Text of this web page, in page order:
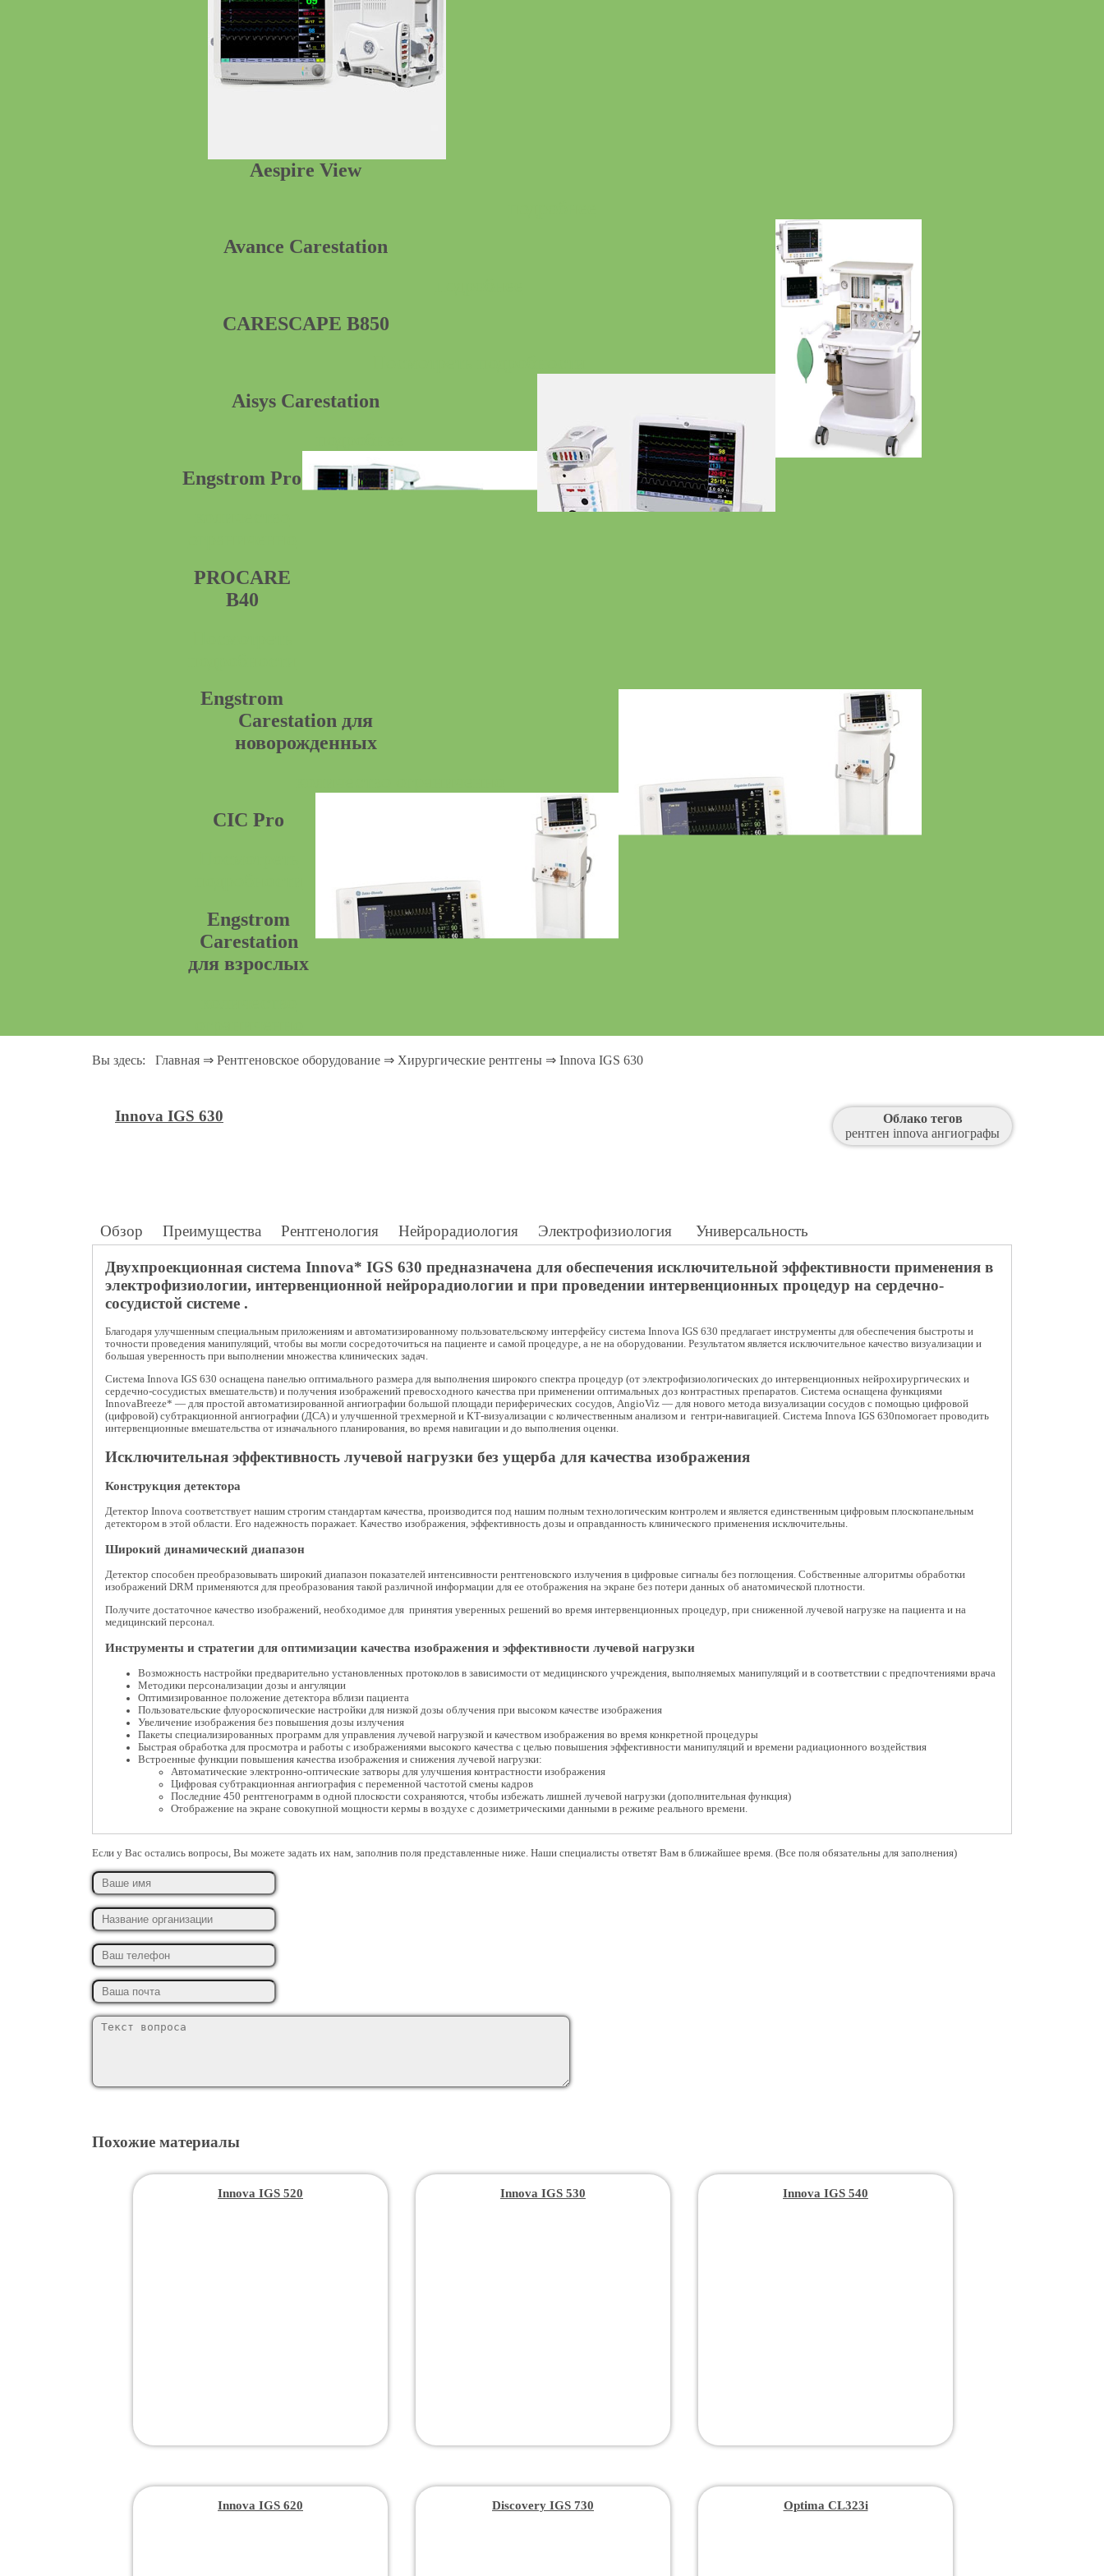
Aespire View
Avance Carestation
CARESCAPE B850
Aisys Carestation
Engstrom Pro
PROCARE
B40
Engstrom
Carestation для
новорожденных
CIC Pro
Engstrom
Carestation
для взрослых
Вы здесь: Главная ⇒ Рентгеновское оборудование ⇒ Хирургические рентгены ⇒ Innova IGS 630
Innova IGS 630
Обзор Преимущества Рентгенология Нейрорадиология Электрофизиология Универсальность
Двухпроекционная система Innova* IGS 630 предназначена для обеспечения исключительной эффективности применения в
электрофизиологии, интервенционной нейрорадиологии и при проведении интервенционных процедур на сердечно-
сосудистой системе .
Благодаря улучшенным специальным приложениям и автоматизированному пользовательскому интерфейсу система Innova IGS 630 предлагает инструменты для обеспечения быстроты и
точности проведения манипуляций, чтобы вы могли сосредоточиться на пациенте и самой процедуре, а не на оборудовании. Результатом является исключительное качество визуализации и
большая уверенность при выполнении множества клинических задач.
Система Innova IGS 630 оснащена панелью оптимального размера для выполнения широкого спектра процедур (от электрофизиологических до интервенционных нейрохирургических и
сердечно-сосудистых вмешательств) и получения изображений превосходного качества при применении оптимальных доз контрастных препаратов. Система оснащена функциями
InnovaBreeze* — для простой автоматизированной ангиографии большой площади периферических сосудов, AngioViz — для нового метода визуализации сосудов с помощью цифровой
(цифровой) субтракционной ангиографии (ДСА) и улучшенной трехмерной и КТ-визуализации с количественным анализом и гентри-навигацией. Система Innova IGS 630помогает проводить
интервенционные вмешательства от изначального планирования, во время навигации и до выполнения оценки.
Исключительная эффективность лучевой нагрузки без ущерба для качества изображения
Конструкция детектора
Детектор Innova соответствует нашим строгим стандартам качества, производится под нашим полным технологическим контролем и является единственным цифровым плоскопанельным
детектором в этой области. Его надежность поражает. Качество изображения, эффективность дозы и оправданность клинического применения исключительны.
Широкий динамический диапазон
Детектор способен преобразовывать широкий диапазон показателей интенсивности рентгеновского излучения в цифровые сигналы без поглощения. Собственные алгоритмы обработки
изображений DRM применяются для преобразования такой различной информации для ее отображения на экране без потери данных об анатомической плотности.
Получите достаточное качество изображений, необходимое для принятия уверенных решений во время интервенционных процедур, при сниженной лучевой нагрузке на пациента и на
медицинский персонал.
Инструменты и стратегии для оптимизации качества изображения и эффективности лучевой нагрузки
Возможность настройки предварительно установленных протоколов в зависимости от медицинского учреждения, выполняемых манипуляций и в соответствии с предпочтениями врача
Методики персонализации дозы и ангуляции
Оптимизированное положение детектора вблизи пациента
Пользовательские флуороскопические настройки для низкой дозы облучения при высоком качестве изображения
Увеличение изображения без повышения дозы излучения
Пакеты специализированных программ для управления лучевой нагрузкой и качеством изображения во время конкретной процедуры
Быстрая обработка для просмотра и работы с изображениями высокого качества с целью повышения эффективности манипуляций и времени радиационного воздействия
Встроенные функции повышения качества изображения и снижения лучевой нагрузки:
Автоматические электронно-оптические затворы для улучшения контрастности изображения
Цифровая субтракционная ангиография с переменной частотой смены кадров
Последние 450 рентгенограмм в одной плоскости сохраняются, чтобы избежать лишней лучевой нагрузки (дополнительная функция)
Отображение на экране совокупной мощности кермы в воздухе с дозиметрическими данными в режиме реального времени.
Если у Вас остались вопросы, Вы можете задать их нам, заполнив поля представленные ниже. Наши специалисты ответят Вам в ближайшее время. (Все поля обязательны для заполнения)
Облако тегов
рентген innova ангиографы
Похожие материалы
Innova IGS 520 Innova IGS 530 Innova IGS 540
Innova IGS 620 Discovery IGS 730 Optima CL323i